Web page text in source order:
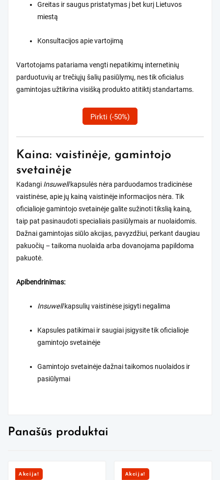
Greitas ir saugus pristatymas į bet kurį Lietuvos
miestą
Konsultacijos apie vartojimą
Vartotojams patariama vengti nepatikimų internetinių
parduotuvių ar trečiųjų šalių pasiūlymų, nes tik oficialus
gamintojas užtikrina visišką produkto atitiktį standartams.
Pirkti (-50%)
Kaina: vaistinėje, gamintojo
svetainėje
Kadangi Insuwellkapsulės nėra parduodamos tradicinėse
vaistinėse, apie jų kainą vaistinėje informacijos nėra. Tik
oficialioje gamintojo svetainėje galite sužinoti tikslią kainą,
taip pat pasinaudoti specialiais pasiūlymais ar nuolaidomis.
Dažnai gamintojas siūlo akcijas, pavyzdžiui, perkant daugiau
pakuočių – taikoma nuolaida arba dovanojama papildoma
pakuotė.
Apibendrinimas:
Insuwellkapsulių vaistinėse įsigyti negalima
Kapsules patikimai ir saugiai įsigysite tik oficialioje
gamintojo svetainėje
Gamintojo svetainėje dažnai taikomos nuolaidos ir
pasiūlymai
Panašūs produktai
Akcija! Akcija!